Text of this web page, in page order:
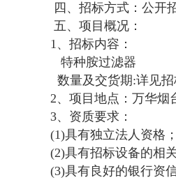
四、招标方式：公开
五、项目概况：
1、招标内容：
特种胺过滤器
数量及交货期:详见
2、项目地点：万华烟
3、资质要求：
(1)具有独立法人资格；
(2)具有招标设备的相
(3)具有良好的银行资